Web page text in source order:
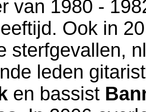
van 1980 -
Ook in
sterfgevallen,
leden
en bassist